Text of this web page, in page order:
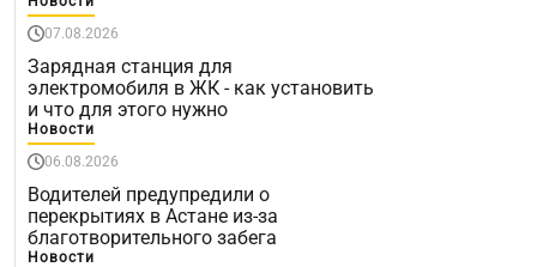
07.08.2026
Зарядная станция для
электромобиля в ЖК - как установить
и что для этого нужно
Новости
06.08.2026
Водителей предупредили о
перекрытиях в Астане из-за
благотворительного забега
Новости